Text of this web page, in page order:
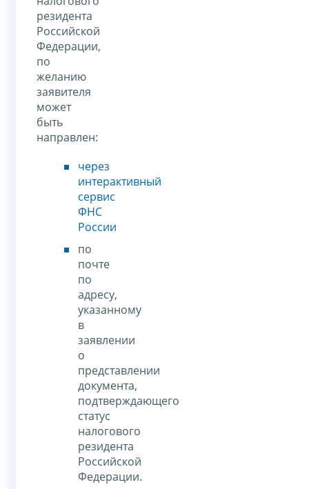
резидента
Российской
Федерации,
по
желанию
заявителя
может
быть
направлен:
через
интерактивный
сервис
ФНС
России
по
почте
по
адресу,
указанному
в
заявлении
о
представлении
документа,
подтверждающего
статус
налогового
резидента
Российской
Федерации.